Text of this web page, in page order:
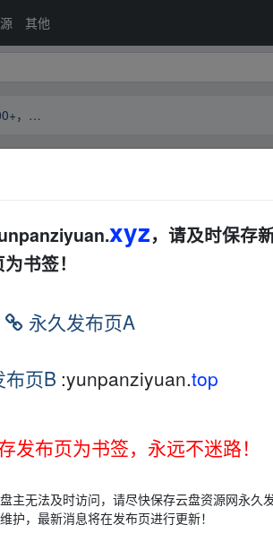
其他
【网赚项目揭秘】2024小红书最强种草项目，无脑日入300+，复制粘帖即可，多劳多得
无脑日入300+，复制粘帖即可
300+，复制粘帖即可，多劳多得
，本站不存储任何实质资源数据。
xyz，请及时保存
书签！
永久发布页A
布页B :yunpanziyuan.top
发布页为书签，永远不迷路！
主无法及时访问，请尽快保存云盘资源网永久
护，最新消息将在发布页进行更新！